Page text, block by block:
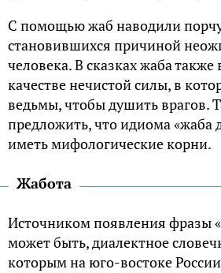
С помощью жаб наводили порчу
становившихся причиной
человека. В сказках жаба также
качестве нечистой силы, в
ведьмы, чтобы душить врагов.
предложить, что идиома «жаба
иметь мифологические корни.
Жабота
Источником появления фразы
может быть, диалектное
которым на юго-востоке